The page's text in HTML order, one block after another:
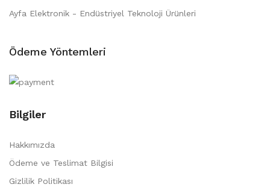
Ayfa Elektronik - Endüstriyel Teknoloji Ürünleri
Ödeme Yöntemleri
Bilgiler
Hakkımızda
Ödeme ve Teslimat Bilgisi
Gizlilik Politikası